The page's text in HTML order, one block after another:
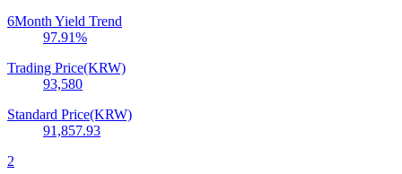
6Month Yield Trend
97.91%
Trading Price(KRW)
93,580
Standard Price(KRW)
91,857.93
2